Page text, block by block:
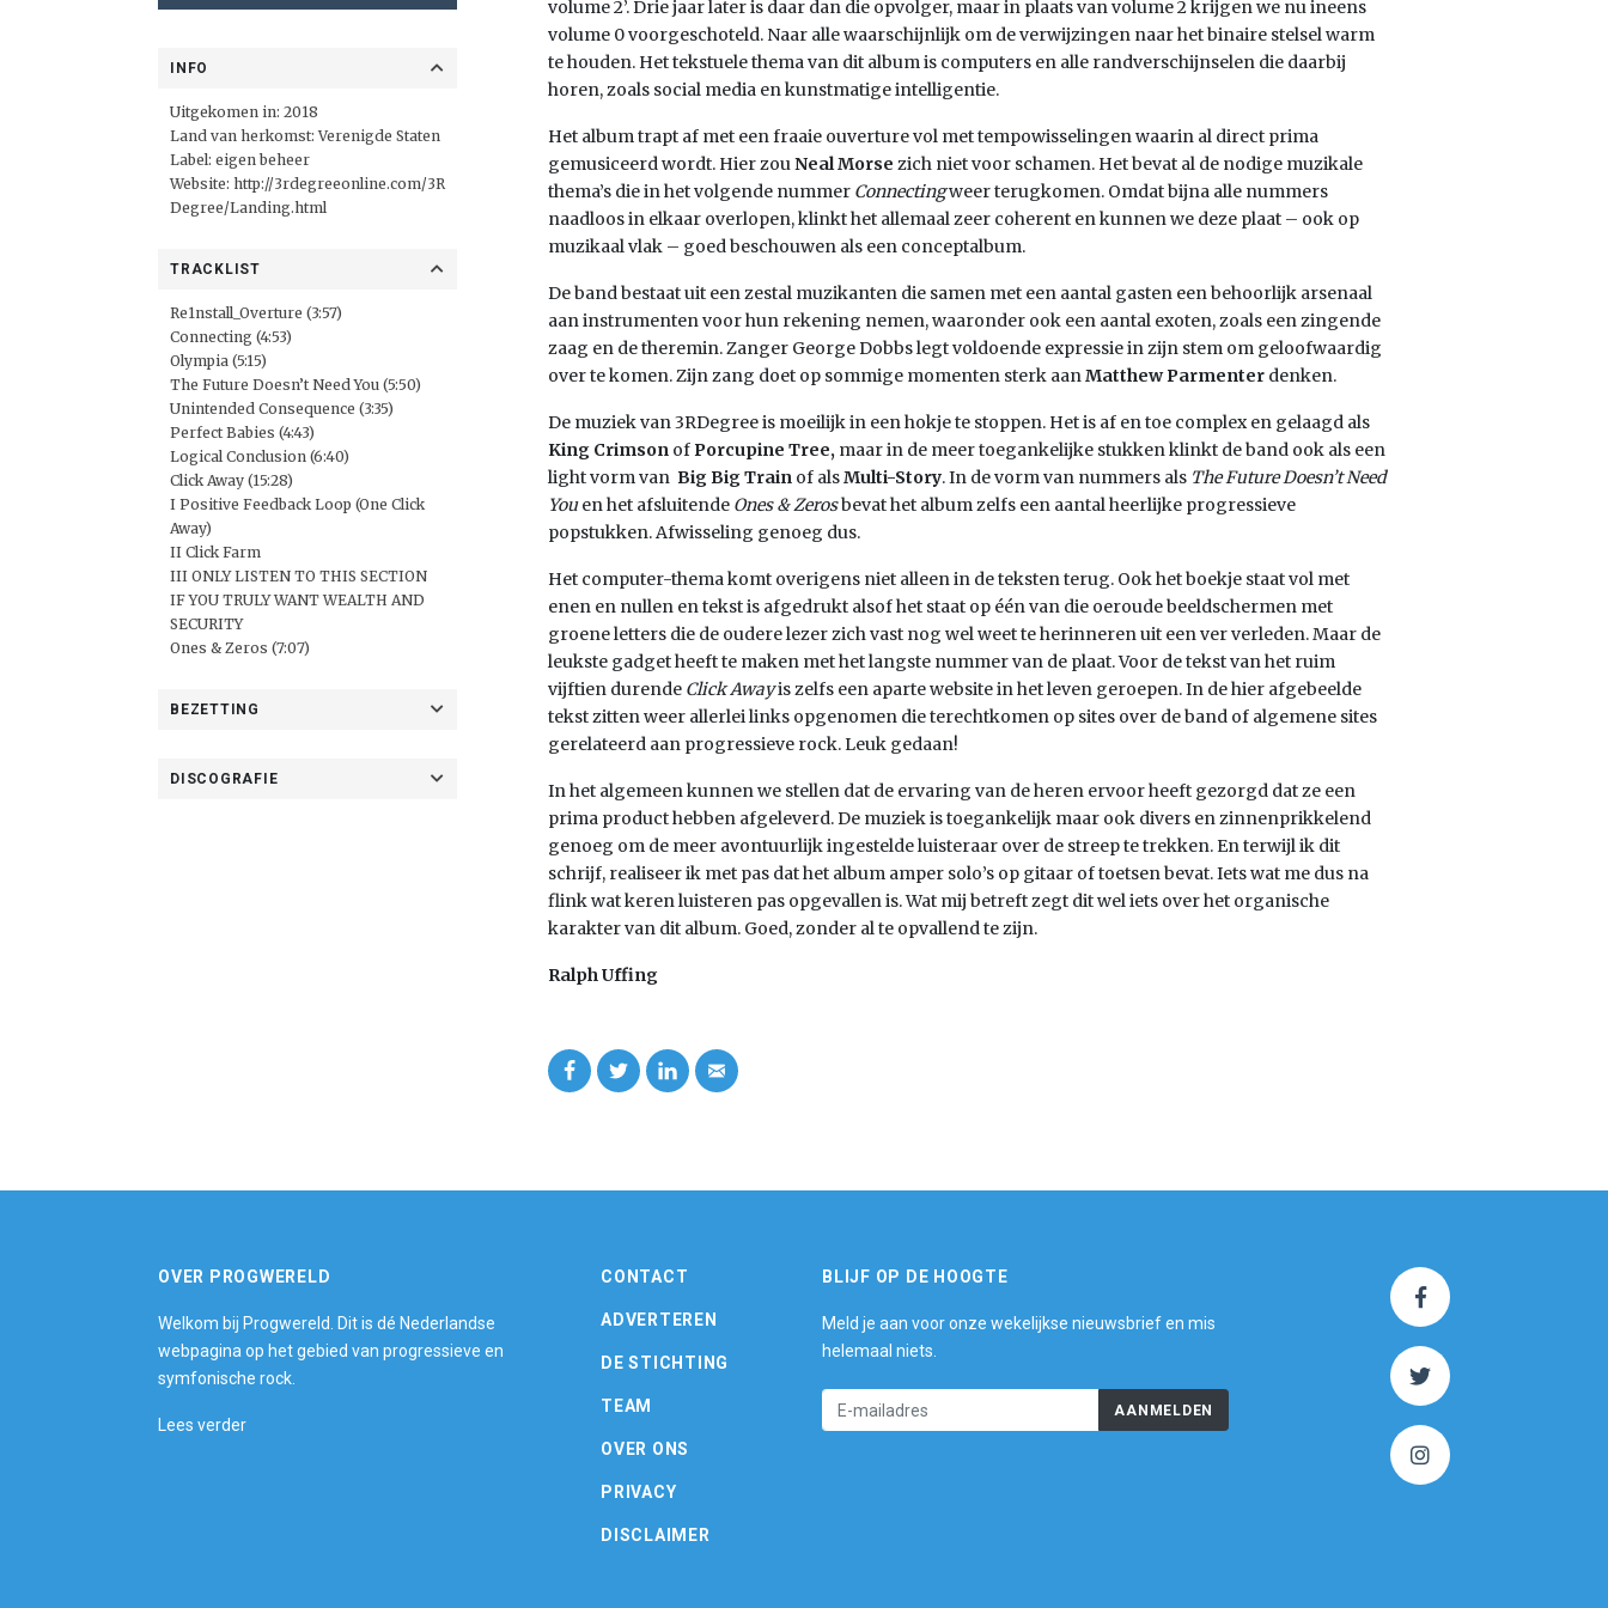
INFO
Uitgekomen in: 2018
Land van herkomst: Verenigde Staten
Label: eigen beheer
Website: http://3rdegreeonline.com/3R
Degree/Landing.html
TRACKLIST
Re1nstall_Overture (3:57)
Connecting (4:53)
Olympia (5:15)
The Future Doesn’t Need You (5:50)
Unintended Consequence (3:35)
Perfect Babies (4:43)
Logical Conclusion (6:40)
Click Away (15:28)
I Positive Feedback Loop (One Click
Away)
II Click Farm
III ONLY LISTEN TO THIS SECTION
IF YOU TRULY WANT WEALTH AND
SECURITY
Ones & Zeros (7:07)
BEZETTING
DISCOGRAFIE
volume 2’. Drie jaar later is daar dan die opvolger, maar in plaats van volume 2 krijgen we nu ineens
volume 0 voorgeschoteld. Naar alle waarschijnlijk om de verwijzingen naar het binaire stelsel warm
te houden. Het tekstuele thema van dit album is computers en alle randverschijnselen die daarbij
horen, zoals social media en kunstmatige intelligentie.
Het album trapt af met een fraaie ouverture vol met tempowisselingen waarin al direct prima
gemusiceerd wordt. Hier zouNeal Morse zich niet voor schamen. Het bevat al de nodige muzikale
thema’s die in het volgende nummer Connectingweer terugkomen. Omdat bijna alle nummers
naadloos in elkaar overlopen, klinkt het allemaal zeer coherent en kunnen we deze plaat – ook op
muzikaal vlak – goed beschouwen als een conceptalbum.
De band bestaat uit een zestal muzikanten die samen met een aantal gasten een behoorlijk arsenaal
aan instrumenten voor hun rekening nemen, waaronder ook een aantal exoten, zoals een zingende
zaag en de theremin. Zanger George Dobbs legt voldoende expressie in zijn stem om geloofwaardig
over te komen. Zijn zang doet op sommige momenten sterk aanMatthew Parmenter denken.
De muziek van 3RDegree is moeilijk in een hokje te stoppen. Het is af en toe complex en gelaagd als
King Crimson of Porcupine Tree, maar in de meer toegankelijke stukken klinkt de band ook als een
light vorm van Big Big Train of alsMulti-Story. In de vorm van nummers als The Future Doesn’t Need
Youen het afsluitende Ones & Zerosbevat het album zelfs een aantal heerlijke progressieve
popstukken. Afwisseling genoeg dus.
Het computer-thema komt overigens niet alleen in de teksten terug. Ook het boekje staat vol met
enen en nullen en tekst is afgedrukt alsof het staat op één van die oeroude beeldschermen met
groene letters die de oudere lezer zich vast nog wel weet te herinneren uit een ver verleden. Maar de
leukste gadget heeft te maken met het langste nummer van de plaat. Voor de tekst van het ruim
vijftien durende Click Awayis zelfs een aparte website in het leven geroepen. In de hier afgebeelde
tekst zitten weer allerlei links opgenomen die terechtkomen op sites over de band of algemene sites
gerelateerd aan progressieve rock. Leuk gedaan!
In het algemeen kunnen we stellen dat de ervaring van de heren ervoor heeft gezorgd dat ze een
prima product hebben afgeleverd. De muziek is toegankelijk maar ook divers en zinnenprikkelend
genoeg om de meer avontuurlijk ingestelde luisteraar over de streep te trekken. En terwijl ik dit
schrijf, realiseer ik met pas dat het album amper solo’s op gitaar of toetsen bevat. Iets wat me dus na
flink wat keren luisteren pas opgevallen is. Wat mij betreft zegt dit wel iets over het organische
karakter van dit album. Goed, zonder al te opvallend te zijn.
Ralph Uffing
OVER PROGWERELD
Welkom bij Progwereld. Dit is dé Nederlandse
webpagina op het gebied van progressieve en
symfonische rock.
Lees verder
CONTACT
ADVERTEREN
DE STICHTING
TEAM
OVER ONS
PRIVACY
DISCLAIMER
BLIJF OP DE HOOGTE
Meld je aan voor onze wekelijkse nieuwsbrief en mis
helemaal niets.
AANMELDEN